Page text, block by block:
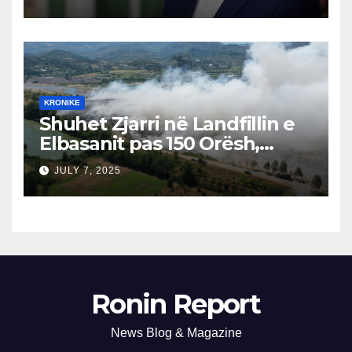
KRONIKE
Shuhet Zjarri në Landfillin e
Elbasanit pas 150 Orësh,
Fillon Vlerësimi i Dëmeve
JULY 7, 2025
Ronin Report
News Blog & Magazine